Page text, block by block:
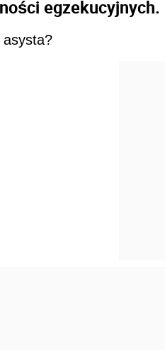
egzekucyjnych.
asysta?